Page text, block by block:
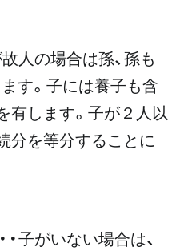
故人の場合は孫、孫も
す。子には養子も含
有します。子が２人以
分を等分することに
・子がいない場合は、